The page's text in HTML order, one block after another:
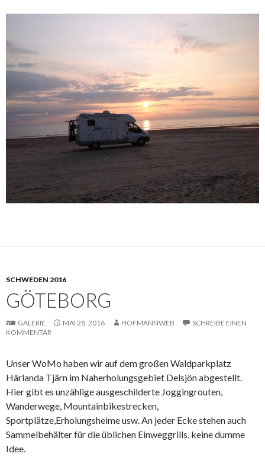
SCHWEDEN 2016
GÖTEBORG
GALERIE MAI 28, 2016 HOFMANNWEB
SCHREIBE EINEN
KOMMENTAR
Unser WoMo haben wir auf dem großen Waldparkplatz
Härlanda Tjärn im Naherholungsgebiet Delsjön abgestellt.
Hier gibt es unzählige ausgeschilderte Joggingrouten,
Wanderwege, Mountainbikestrecken,
Sportplätze,Erholungsheime usw. An jeder Ecke stehen auch
Sammelbehälter für die üblichen Einweggrills, keine dumme
Idee.